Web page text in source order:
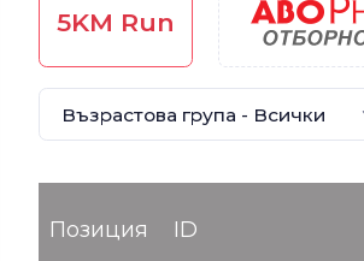
5KM Run
Позиция
ID